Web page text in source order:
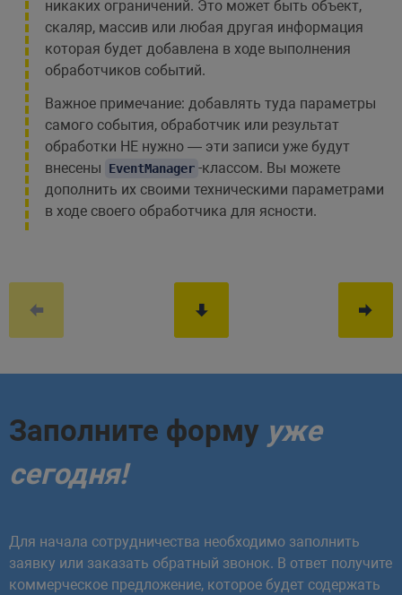
никаких ограничений. Это может быть объект,
скаляр, массив или любая другая информация
которая будет добавлена в ходе выполнения
обработчиков событий.
Важное примечание: добавлять туда параметры
самого события, обработчик или результат
обработки НЕ нужно — эти записи уже будут
внесены
EventManager -классом. Вы можете
дополнить их своими техническими параметрами
в ходе своего обработчика для ясности.
Заполните форму уже
сегодня!
Для начала сотрудничества необходимо заполнить
заявку или заказать обратный звонок. В ответ получите
коммерческое предложение, которое будет содержать